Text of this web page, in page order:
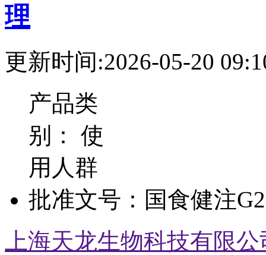
理
更新时间:2026-05-20
产品类
别： 使
用人群
批准文号： 国食健注
上海天龙生物科技有限公